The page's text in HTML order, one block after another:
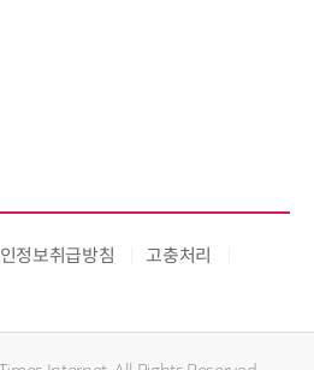
정보취급방침
고충처리